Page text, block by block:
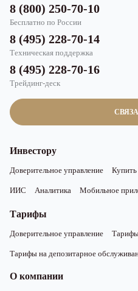
8 (800) 250-70-10
Бесплатно по России
8 (495) 228-70-14
Техническая поддержка
8 (495) 228-70-16
Трейдинг-деск
Инвестору
Доверительное управление
ИИС Аналитика Мобильное
Тарифы
Доверительное управление
Тарифы на депозитарное
О компании